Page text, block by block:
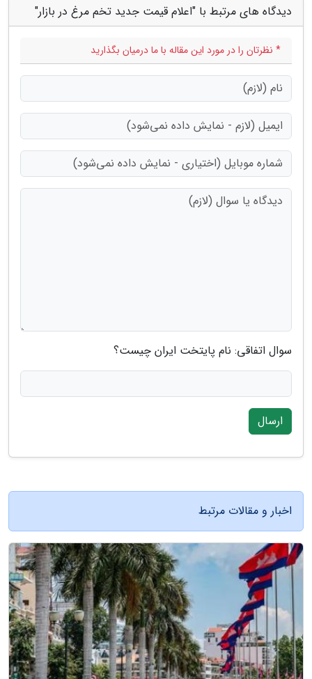
دیدگاه های مرتبط با "اعلام قیمت جدید تخم مرغ در بازار"
* نظرتان را در مورد این مقاله با ما درمیان بگذارید
سوال اتفاقی: نام پایتخت ایران چیست؟
ارسال
اخبار و مقالات مرتبط